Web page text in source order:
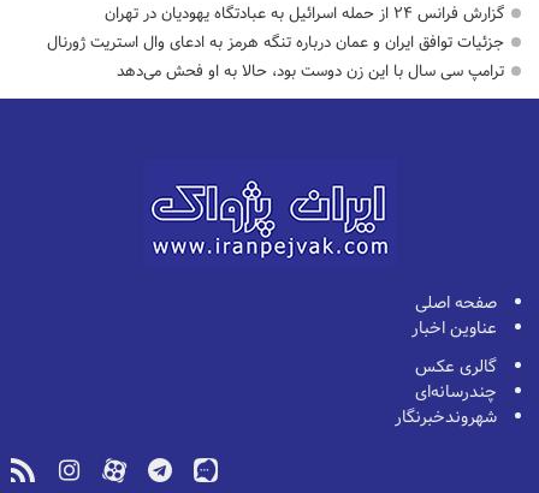
گزارش فرانس ۲۴ از حمله اسرائیل به عبادتگاه یهودیان در تهران
جزئیات توافق ایران و عمان درباره تنگه هرمز به ادعای وال استریت ژورنال
ترامپ سی سال با این زن دوست بود، حالا به او فحش می‌دهد
صفحه اصلی
عناوین اخبار
گالری عکس
چندرسانه‌ای
شهروندخبرنگار